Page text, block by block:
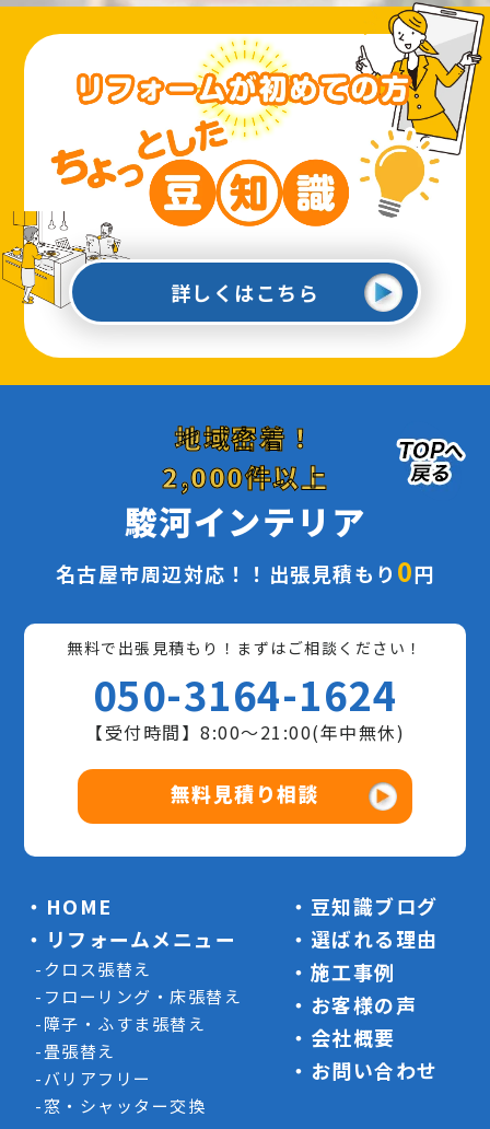
詳しくはこちら
地域密着！
2,000件以上
駿河インテリア
名古屋市周辺対応！！出張見積もり 0円
無料で出張見積もり！まずはご相談ください！
050-3164-1624
【受付時間】8:00〜21:00(年中無休)
無料見積り相談
HOME
リフォームメニュー
クロス張替え
フローリング・床張替え
障子・ふすま張替え
畳張替え
バリアフリー
窓・シャッター交換
豆知識ブログ
選ばれる理由
施工事例
お客様の声
会社概要
お問い合わせ